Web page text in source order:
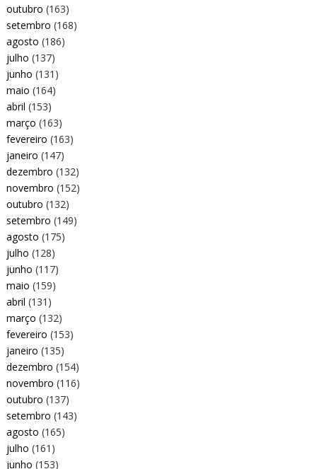
outubro (163)
setembro (168)
agosto (186)
julho (137)
junho (131)
maio (164)
abril (153)
março (163)
fevereiro (163)
janeiro (147)
dezembro (132)
novembro (152)
outubro (132)
setembro (149)
agosto (175)
julho (128)
junho (117)
maio (159)
abril (131)
março (132)
fevereiro (153)
janeiro (135)
dezembro (154)
novembro (116)
outubro (137)
setembro (143)
agosto (165)
julho (161)
junho (153)